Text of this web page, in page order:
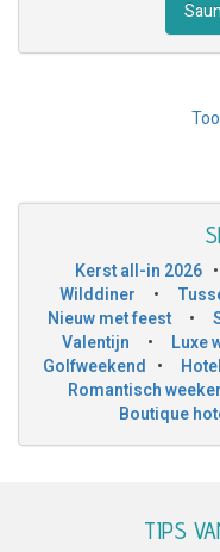
Kerst all-in 2026
Wilddiner •
Nieuw met feest •
Valentijn • Luxe
Golfweekend •
Romantisch
Boutique
TIPS